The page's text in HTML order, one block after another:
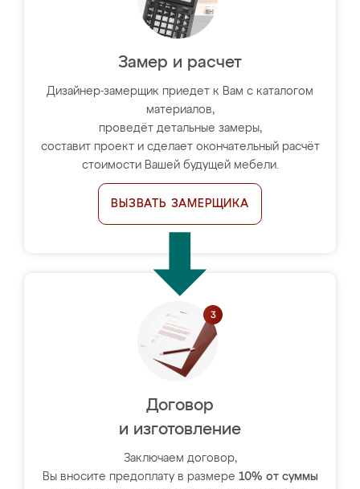
Замер и расчет
Дизайнер-замерщик приедет к Вам с каталогом
материалов,
проведёт детальные замеры,
составит проект и сделает окончательный расчёт
стоимости Вашей будущей мебели.
ВЫЗВАТЬ ЗАМЕРЩИКА
Договор
и изготовление
Заключаем договор,
Вы вносите предоплату в размере 10% от суммы